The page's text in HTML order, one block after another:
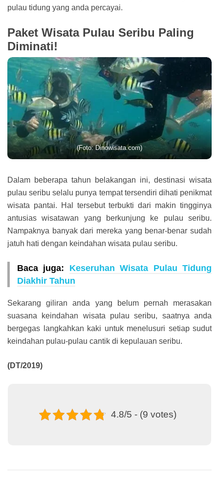
pulau tidung yang anda percayai.
Paket Wisata Pulau Seribu Paling
Diminati!
(Foto: Dinowisata.com)
Dalam beberapa tahun belakangan ini, destinasi wisata
pulau seribu selalu punya tempat tersendiri dihati penikmat
wisata pantai. Hal tersebut terbukti dari makin tingginya
antusias wisatawan yang berkunjung ke pulau seribu.
Nampaknya banyak dari mereka yang benar-benar sudah
jatuh hati dengan keindahan wisata pulau seribu.
Baca juga:
Keseruhan Wisata Pulau Tidung
Diakhir Tahun
Sekarang giliran anda yang belum pernah merasakan
suasana keindahan wisata pulau seribu, saatnya anda
bergegas langkahkan kaki untuk menelusuri setiap sudut
keindahan pulau-pulau cantik di kepulauan seribu.
(DT/2019)
4.8/5 - (9 votes)